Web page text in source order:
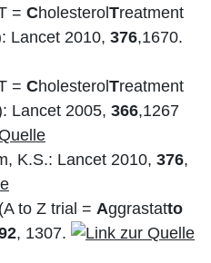
= Cholesterol Treatment
Lancet 2010, 376,1670.
= Cholesterol Treatment
Lancet 2005, 366,1267
K.S.: Lancet 2010, 376,
to Z trial = Aggrastatto
, 1307.